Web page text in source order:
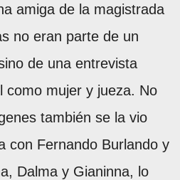
amiga de la magistrada
no eran parte de un
de una entrevista
como mujer y jueza. No
también se la vio
con Fernando Burlando y
Dalma y Gianinna, lo